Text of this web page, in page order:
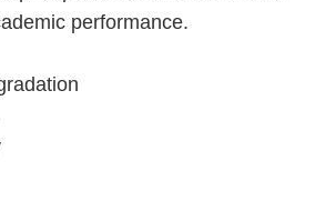
performance.